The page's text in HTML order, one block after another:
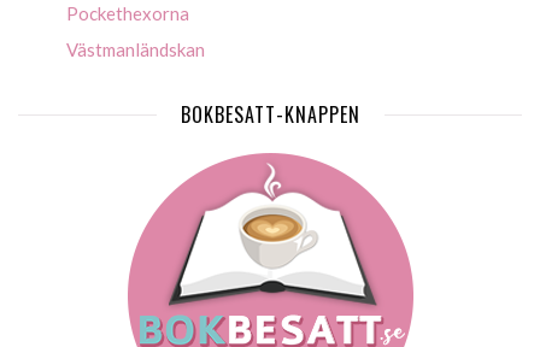
Pockethexorna
Västmanländskan
BOKBESATT-KNAPPEN